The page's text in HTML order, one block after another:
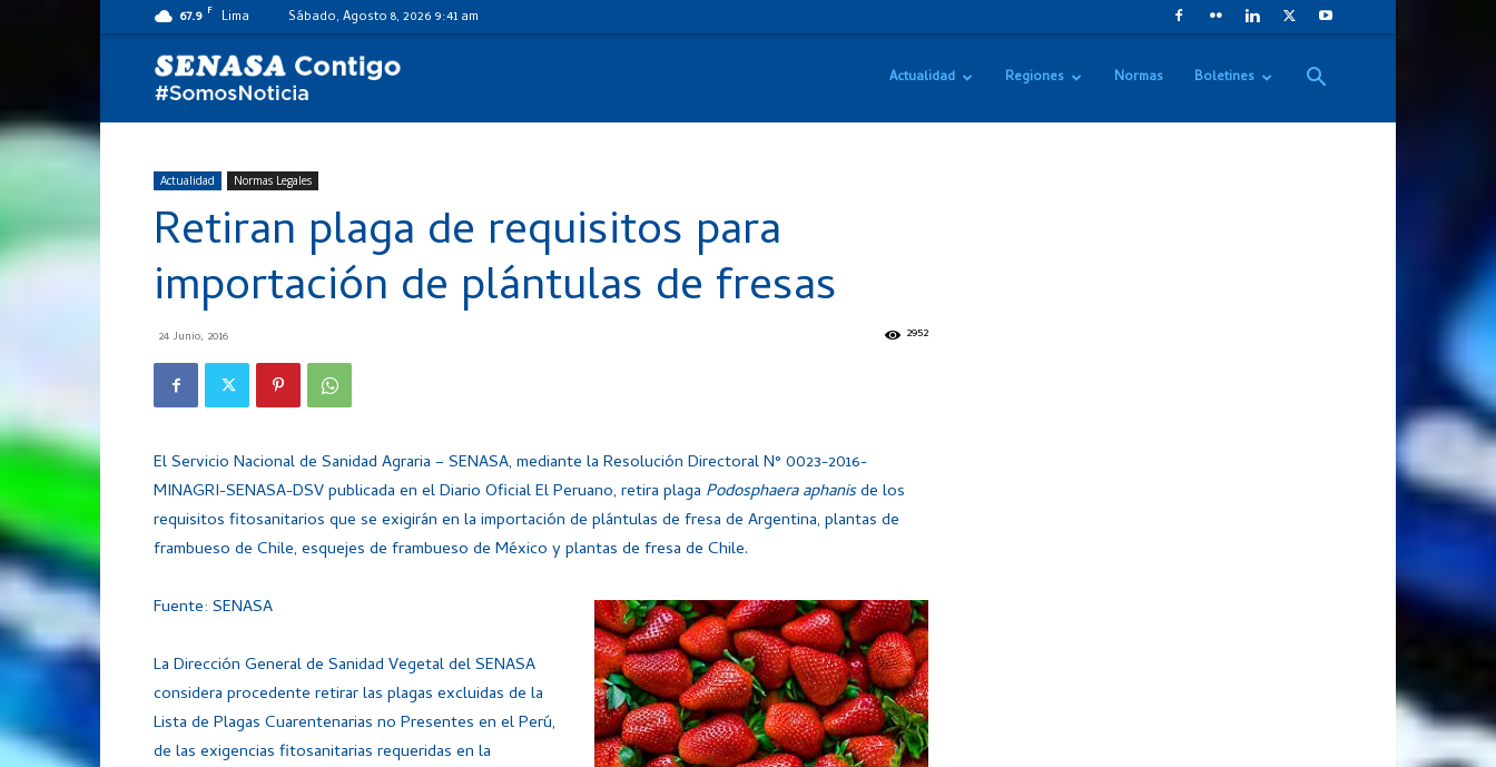
67.9 F Lima Sábado, Agosto 8, 2026 9:41 am
Actualidad Regiones Normas Boletines
Actualidad Normas Legales
Retiran plaga de requisitos para
importación de plántulas de fresas
24 Junio, 2016 2952
El Servicio Nacional de Sanidad Agraria – SENASA, mediante la Resolución Directoral N° 0023-2016-
MINAGRI-SENASA-DSV publicada en el Diario Oficial El Peruano, retira plaga Podosphaera aphanisde los
requisitos fitosanitarios que se exigirán en la importación de plántulas de fresa de Argentina, plantas de
frambueso de Chile, esquejes de frambueso de México y plantas de fresa de Chile.
Fuente: SENASA
La Dirección General de Sanidad Vegetal del SENASA
considera procedente retirar las plagas excluidas de la
Lista de Plagas Cuarentenarias no Presentes en el Perú,
de las exigencias fitosanitarias requeridas en la